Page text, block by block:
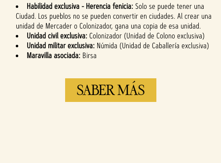
Habilidad exclusiva - Herencia fenicia: Solo se puede tener una
Ciudad. Los pueblos no se pueden convertir en ciudades. Al crear una
unidad de Mercader o Colonizador, gana una copia de esa unidad.
Unidad civil exclusiva:Colonizador (Unidad de Colono exclusiva)
Unidad militar exclusiva: Númida (Unidad de Caballería exclusiva)
Maravilla asociada: Birsa
SABER MÁS